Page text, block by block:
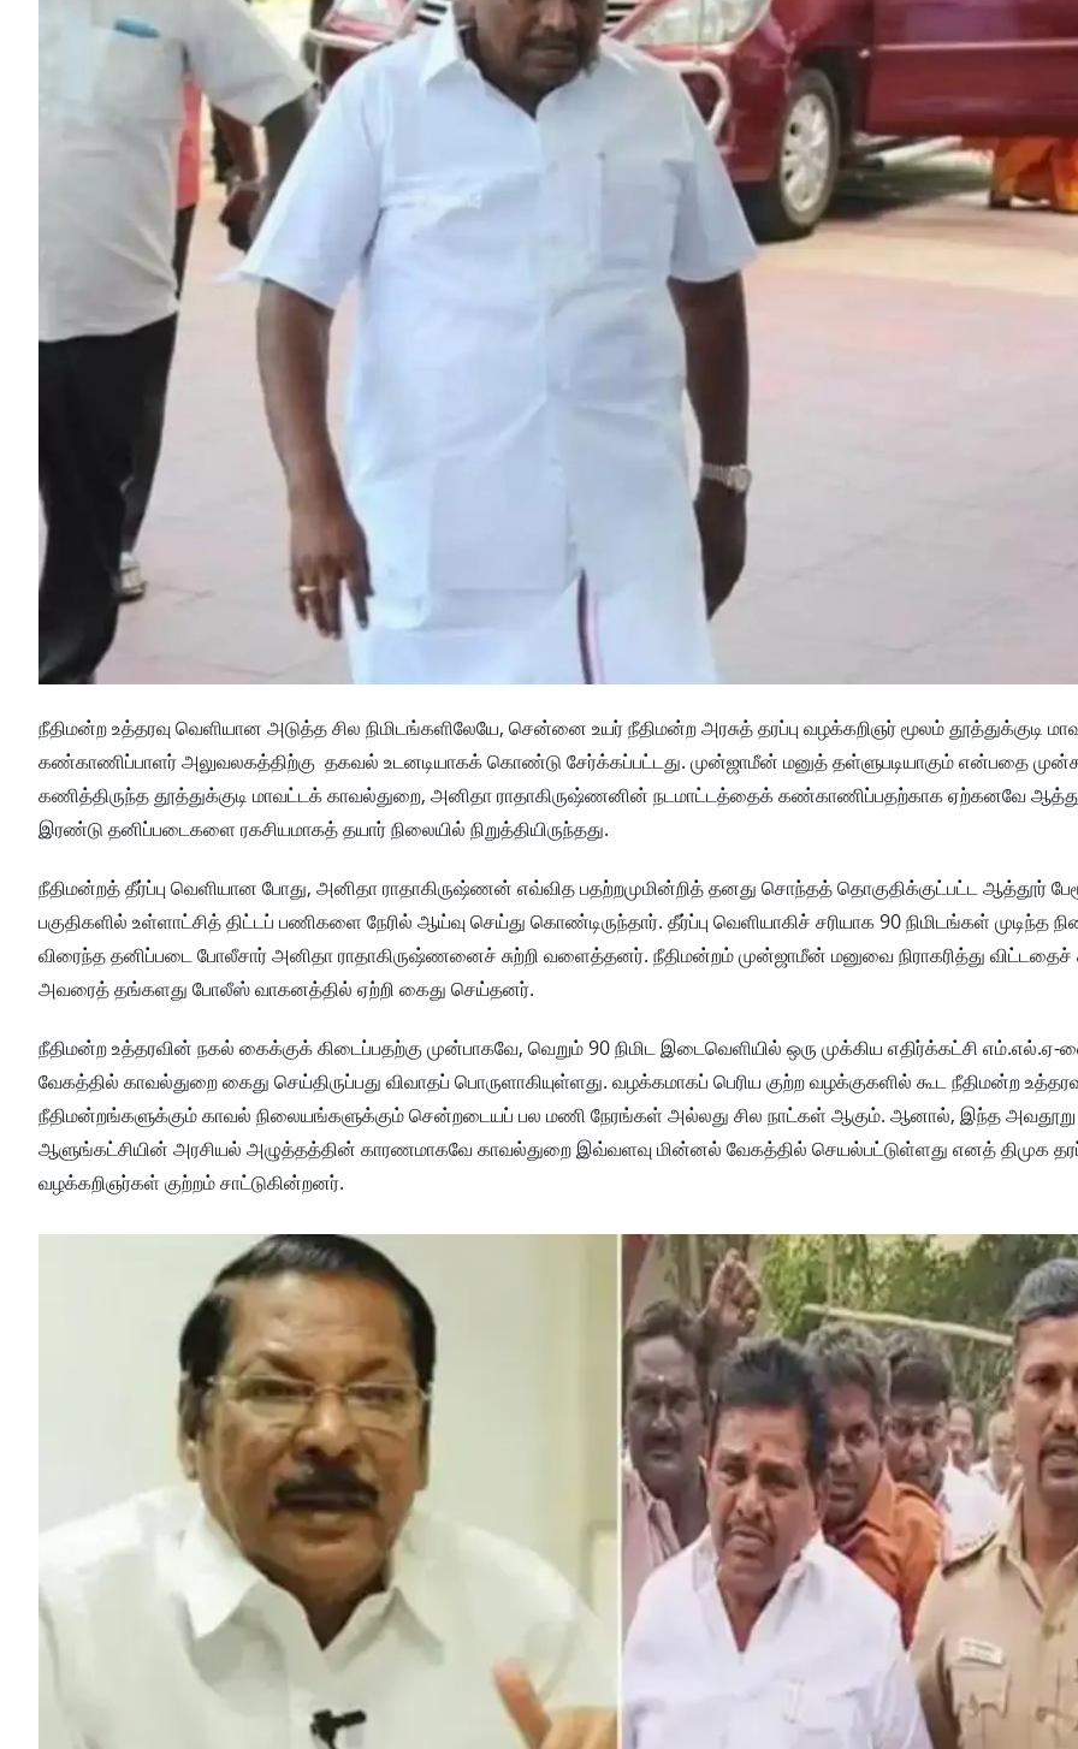
நீதிமன்ற உத்தரவு வெளியான அடுத்த சில நிமிடங்களிலேயே, சென்னை உயர் நீதிமன்ற அரசுத் தரப்பு வழக்கறிஞர் மூலம் தூத்துக்குடி
கண்காணிப்பாளர் அலுவலகத்திற்கு தகவல் உடனடியாகக் கொண்டு சேர்க்கப்பட்டது. முன்ஜாமீன் மனுத் தள்ளுபடியாகும் என்பதை
கணித்திருந்த தூத்துக்குடி மாவட்டக் காவல்துறை, அனிதா ராதாகிருஷ்ணனின் நடமாட்டத்தைக் கண்காணிப்பதற்காக ஏற்கனவே
இரண்டு தனிப்படைகளை ரகசியமாகத் தயார் நிலையில் நிறுத்தியிருந்தது.
நீதிமன்றத் தீர்ப்பு வெளியான போது, அனிதா ராதாகிருஷ்ணன் எவ்வித பதற்றமுமின்றித் தனது சொந்தத் தொகுதிக்குட்பட்ட ஆத்தூர்
பகுதிகளில் உள்ளாட்சித் திட்டப் பணிகளை நேரில் ஆய்வு செய்து கொண்டிருந்தார். தீர்ப்பு வெளியாகிச் சரியாக 90 நிமிடங்கள் முடிந்த
விரைந்த தனிப்படை போலீசார் அனிதா ராதாகிருஷ்ணனைச் சுற்றி வளைத்தனர். நீதிமன்றம் முன்ஜாமீன் மனுவை நிராகரித்து விட்டதைச்
அவரைத் தங்களது போலீஸ் வாகனத்தில் ஏற்றி கைது செய்தனர்.
நீதிமன்ற உத்தரவின் நகல் கைக்குக் கிடைப்பதற்கு முன்பாகவே, வெறும் 90 நிமிட இடைவெளியில் ஒரு முக்கிய எதிர்க்கட்சி
வேகத்தில் காவல்துறை கைது செய்திருப்பது விவாதப் பொருளாகியுள்ளது. வழக்கமாகப் பெரிய குற்ற வழக்குகளில் கூட நீதிமன்ற
நீதிமன்றங்களுக்கும் காவல் நிலையங்களுக்கும் சென்றடையப் பல மணி நேரங்கள் அல்லது சில நாட்கள் ஆகும். ஆனால், இந்த
ஆளுங்கட்சியின் அரசியல் அழுத்தத்தின் காரணமாகவே காவல்துறை இவ்வளவு மின்னல் வேகத்தில் செயல்பட்டுள்ளது எனத் திமுக
வழக்கறிஞர்கள் குற்றம் சாட்டுகின்றனர்.